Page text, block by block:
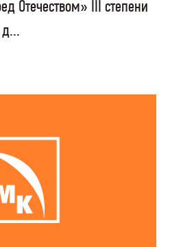
Отечеством» III степени